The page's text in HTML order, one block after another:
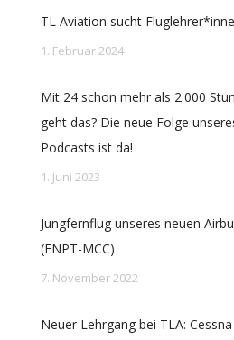
TL Aviation sucht
1. Februar 2024
Mit 24 schon mehr als 2.000
geht das? Die neue Folge
Podcasts ist da!
1. Juni 2023
Jungfernflug unseres neuen
(FNPT-MCC)
7. November 2022
Neuer Lehrgang bei TLA: Cessna